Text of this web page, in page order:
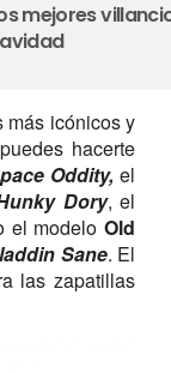
mejores
más icónicos y
hacerte
Oddity,el
Dory, el
el modeloOld
Sane. El
las zapatillas